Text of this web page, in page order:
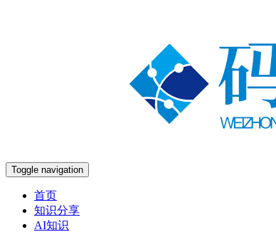
Toggle navigation
首页
知识分享
AI知识